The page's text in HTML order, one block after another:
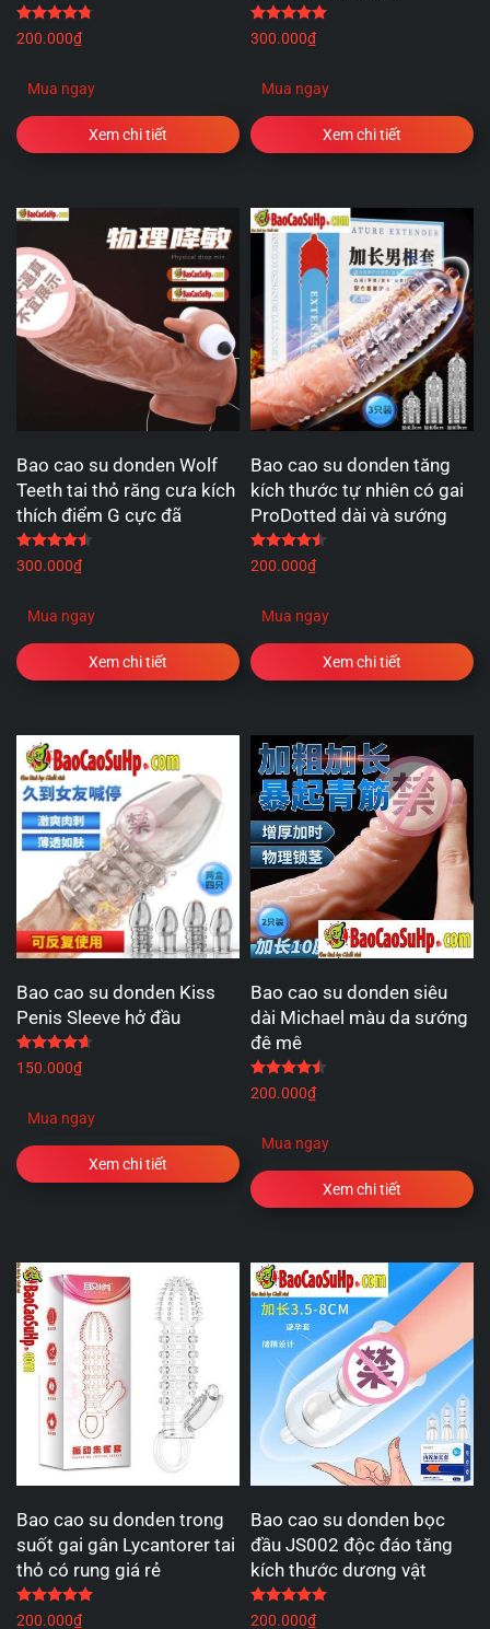
5 sao
200.000₫
Mua ngay
Xem chi tiết
300.000₫
Mua ngay
Xem chi tiết
Bao cao su donden Wolf
Teeth tai thỏ răng cưa kích
thích điểm G cực đã
5 sao
300.000₫
Mua ngay
Xem chi tiết
Bao cao su donden tăng
kích thước tự nhiên có gai
ProDotted dài và sướng
200.000₫
Mua ngay
Xem chi tiết
Bao cao su donden Kiss
Penis Sleeve hở đầu
5 sao
150.000₫
Mua ngay
Xem chi tiết
Bao cao su donden siêu
dài Michael màu da sướng
đê mê
200.000₫
Mua ngay
Xem chi tiết
Bao cao su donden trong
suốt gai gân Lycantorer tai
thỏ có rung giá rẻ
5 sao
200.000₫
Bao cao su donden bọc
đầu JS002 độc đáo tăng
kích thước dương vật
200.000₫